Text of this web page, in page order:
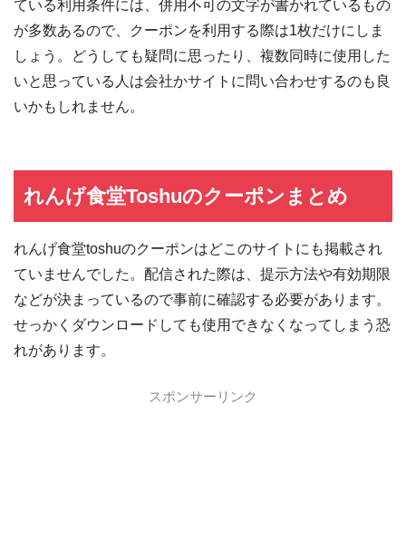
ている利用条件には、併用不可の文字が書かれているもの
が多数あるので、クーポンを利用する際は1枚だけにしま
しょう。どうしても疑問に思ったり、複数同時に使用した
いと思っている人は会社かサイトに問い合わせするのも良
いかもしれません。
れんげ食堂Toshuのクーポンまとめ
れんげ食堂toshuのクーポンはどこのサイトにも掲載され
ていませんでした。配信された際は、提示方法や有効期限
などが決まっているので事前に確認する必要があります。
せっかくダウンロードしても使用できなくなってしまう恐
れがあります。
スポンサーリンク